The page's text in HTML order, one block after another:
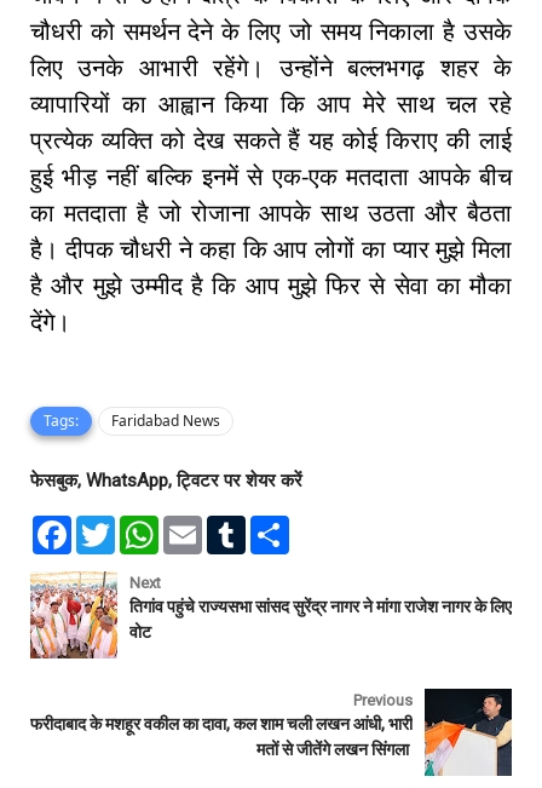
चौधरी को समर्थन देने के लिए जो समय निकाला है उसके
लिए उनके आभारी रहेंगे। उन्होंने बल्लभगढ़ शहर के
व्यापारियों का आह्वान किया कि आप मेरे साथ चल रहे
प्रत्येक व्यक्ति को देख सकते हैं यह कोई किराए की लाई
हुई भीड़ नहीं बल्कि इनमें से एक-एक मतदाता आपके बीच
का मतदाता है जो रोजाना आपके साथ उठता और बैठता
है। दीपक चौधरी ने कहा कि आप लोगों का प्यार मुझे मिला
है और मुझे उम्मीद है कि आप मुझे फिर से सेवा का मौका
देंगे।
Tags: Faridabad News
फेसबुक, WhatsApp, ट्विटर पर शेयर करें
F
e
b
o
o
k
T
w
t
t
e
r
W
t
s
E
l
T
l
e
Next
तिगांव पहुंचे राज्यसभा सांसद सुरेंद्र नागर ने मांगा राजेश नागर के लिए
वोट
Previous
फरीदाबाद के मशहूर वकील का दावा, कल शाम चली लखन आंधी, भारी
मतों से जीतेंगे लखन सिंगला